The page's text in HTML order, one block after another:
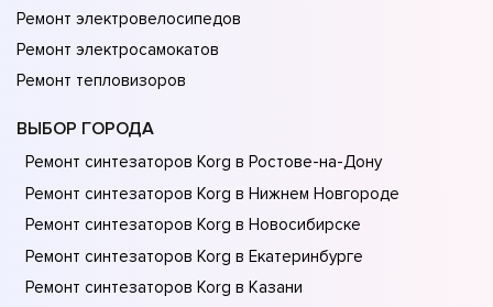
Ремонт электровелосипедов
Ремонт электросамокатов
Ремонт тепловизоров
ВЫБОР ГОРОДА
Ремонт синтезаторов Korg в Ростове-на-Донy
Ремонт синтезаторов Korg в Нижнем Новгороде
Ремонт синтезаторов Korg в Новосибирске
Ремонт синтезаторов Korg в Екатеринбурге
Ремонт синтезаторов Korg в Казани